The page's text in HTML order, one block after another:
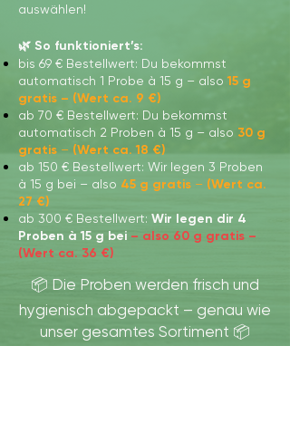
auswählen!
🌿 So funktioniert’s:
bis 69 € Bestellwert: Du bekommst
automatisch 1 Probe à 15 g – also 15 g
gratis – (Wert ca. 9 €)
ab 70 € Bestellwert: Du bekommst
automatisch 2 Proben à 15 g – also 30 g
gratis – (Wert ca. 18 €)
ab 150 € Bestellwert: Wir legen 3 Proben
à 15 g bei – also 45 g gratis – (Wert ca.
27 €)
ab 300 € Bestellwert: Wir legen dir 4
Proben à 15 g bei – also 60 g gratis –
(Wert ca. 36 €)
📦 Die Proben werden frisch und
hygienisch abgepackt – genau wie
unser gesamtes Sortiment 📦